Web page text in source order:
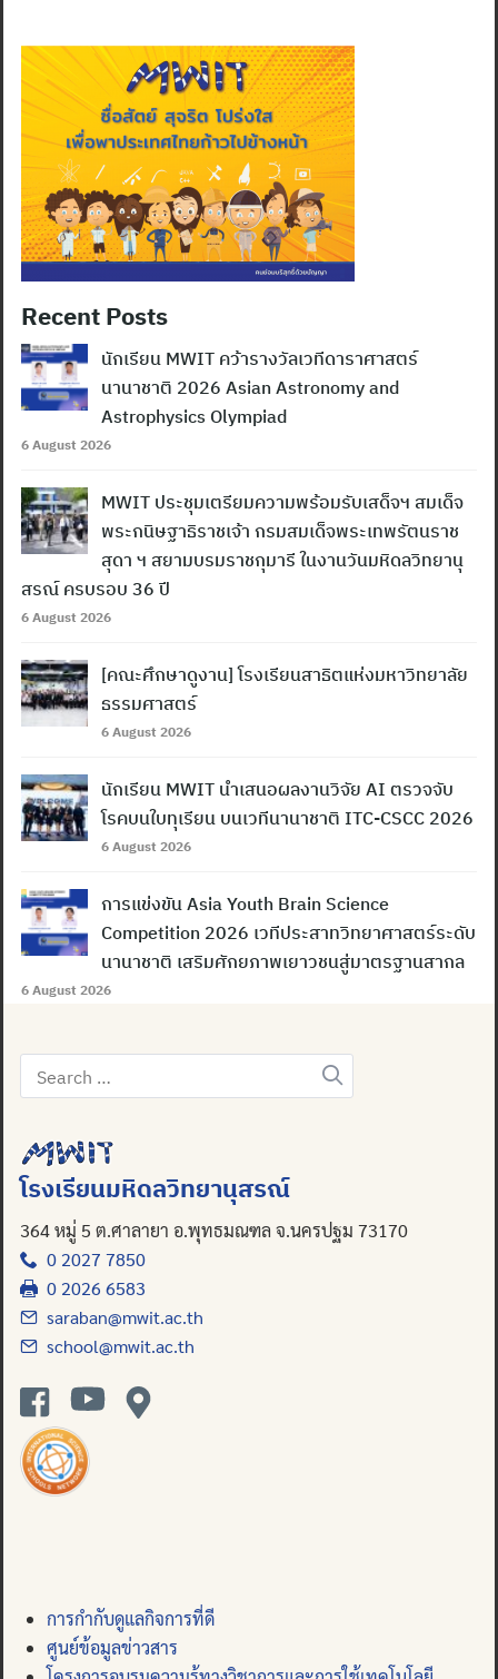
Search
for:
Recent Posts
นักเรียน MWIT คว้ารางวัลเวทีดาราศาสตร์
นานาชาติ 2026 Asian Astronomy and
Astrophysics Olympiad
6 August 2026
MWIT ประชุมเตรียมความพร้อมรับเสด็จฯ สมเด็จ
พระกนิษฐาธิราชเจ้า กรมสมเด็จพระเทพรัตนราช
สุดา ฯ สยามบรมราชกุมารี ในงานวันมหิดลวิทยานุ
สรณ์ ครบรอบ 36 ปี
6 August 2026
[คณะศึกษาดูงาน] โรงเรียนสาธิตแห่งมหาวิทยาลัย
ธรรมศาสตร์
6 August 2026
นักเรียน MWIT นำเสนอผลงานวิจัย AI ตรวจจับ
โรคบนใบทุเรียน บนเวทีนานาชาติ ITC-CSCC 2026
6 August 2026
การแข่งขัน Asia Youth Brain Science
Competition 2026 เวทีประสาทวิทยาศาสตร์ระดับ
นานาชาติ เสริมศักยภาพเยาวชนสู่มาตรฐานสากล
6 August 2026
Search
for:
โรงเรียนมหิดลวิทยานุสรณ์
364 หมู่ 5 ต.ศาลายา อ.พุทธมณฑล จ.นครปฐม 73170
0 2027 7850
0 2026 6583
saraban@mwit.ac.th
school@mwit.ac.th
การกำกับดูแลกิจการที่ดี
ศูนย์ข้อมูลข่าวสาร